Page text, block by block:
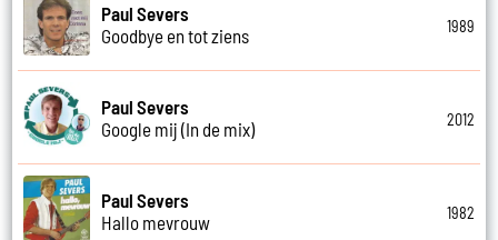
Paul Severs
Goodbye en tot ziens
1989
Paul Severs
Google mij (In de mix)
2012
Paul Severs
Hallo mevrouw
1982